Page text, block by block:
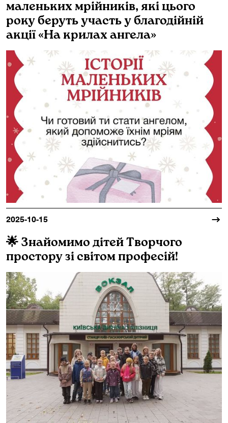
маленьких мрійників, які цього
року беруть участь у благодійній
акції «На крилах ангела»
2025-10-15
🌟 Знайомимо дітей Творчого
простору зі світом професій!